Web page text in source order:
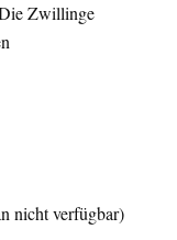
Zwillinge
nicht verfügbar)